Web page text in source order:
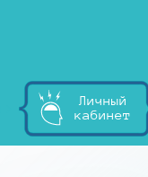
Личный
кабинет